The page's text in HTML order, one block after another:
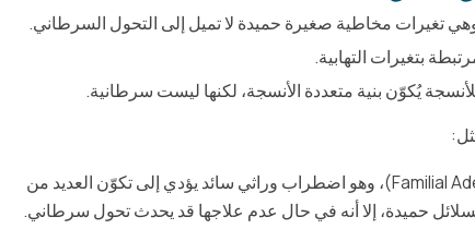
بتغيرات التهابية.
داء السلائل الغدية العائلي (Familial Adenomatous Polyposis)، وهو اضطراب وراثي سائد يؤدي إلى تكوّن العديد من
كسلائل حميدة، إلا أنه في حال عدم علاجها قد يحدث تحول سرطاني.